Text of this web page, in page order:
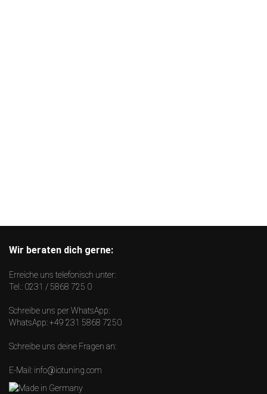
Wir beraten dich gerne:
Erreiche uns telefonisch unter:
Tel.: 0231 / 5868 725 0
Schreibe uns per WhatsApp:
WhatsApp:+49 231 5868 7250
Schreibe uns deine Fragen an:
E-Mail: info@iotuning.com